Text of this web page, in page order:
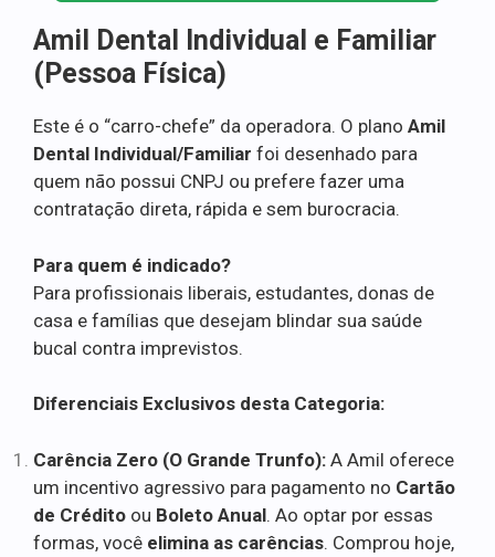
Amil Dental Individual e Familiar
(Pessoa Física)
Este é o “carro-chefe” da operadora. O plano Amil
Dental Individual/Familiar foi desenhado para
quem não possui CNPJ ou prefere fazer uma
contratação direta, rápida e sem burocracia.
Para quem é indicado?
Para profissionais liberais, estudantes, donas de
casa e famílias que desejam blindar sua saúde
bucal contra imprevistos.
Diferenciais Exclusivos desta Categoria:
Carência Zero (O Grande Trunfo): A Amil oferece
um incentivo agressivo para pagamento no Cartão
de Crédito ou Boleto Anual. Ao optar por essas
formas, você elimina as carências. Comprou hoje,